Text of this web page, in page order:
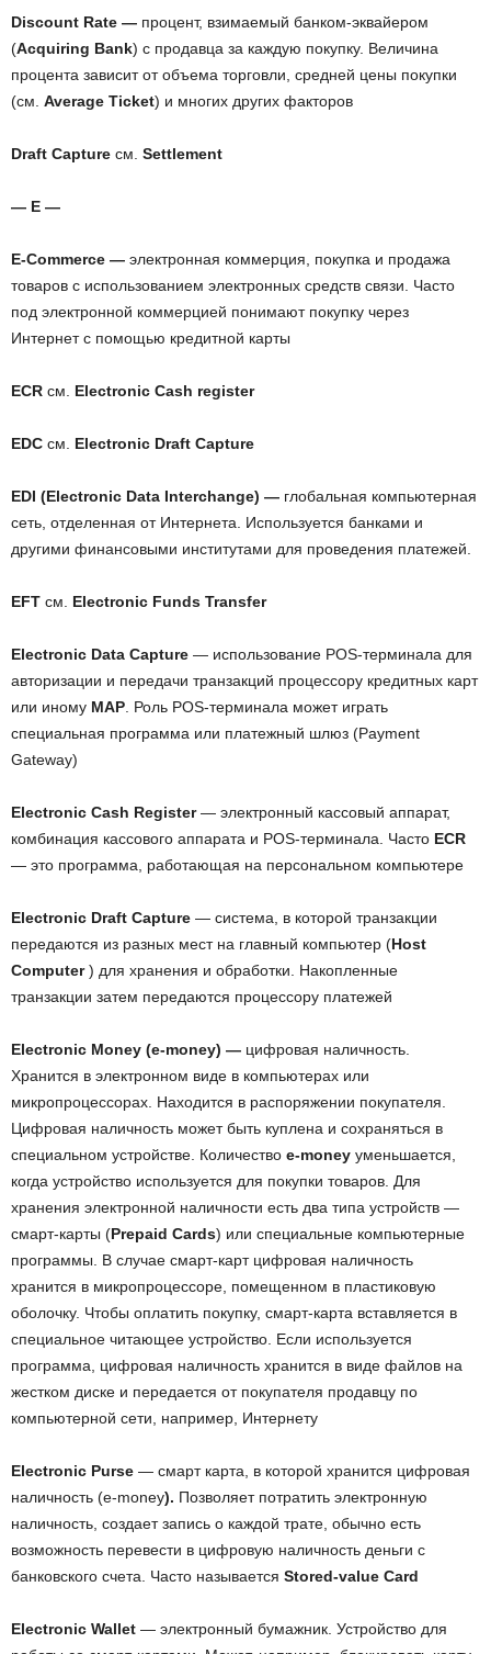
Discount Rate — процент, взимаемый банком-эквайером
(Acquiring Bank) c продавца за каждую покупку. Величина
процента зависит от объема торговли, средней цены покупки
(см. Average Ticket) и многих других факторов
Draft Capture см. Settlement
— E —
E-Commerce — электронная коммерция, покупка и продажа
товаров с использованием электронных средств связи. Часто
под электронной коммерцией понимают покупку через
Интернет с помощью кредитной карты
ECR см. Electronic Cash register
EDC см. Electronic Draft Capture
EDI (Electronic Data Interchange) — глобальная компьютерная
сеть, отделенная от Интернета. Используется банками и
другими финансовыми институтами для проведения платежей.
EFT см. Electronic Funds Transfer
Electronic Data Capture — использование POS-терминала для
авторизации и передачи транзакций процессору кредитных карт
или иному MAP . Роль POS-терминала может играть
специальная программа или платежный шлюз (Payment
Gateway)
Electronic Cash Register— электронный кассовый аппарат,
комбинация кассового аппарата и POS-терминала. Часто ECR
— это программа, работающая на персональном компьютере
Electronic Draft Capture — система, в которой транзакции
передаются из разных мест на главный компьютер (Host
Computer) для хранения и обработки. Накопленные
транзакции затем передаются процессору платежей
Electronic Money (e-money) — цифровая наличность.
Хранится в электронном виде в компьютерах или
микропроцессорах. Находится в распоряжении покупателя.
Цифровая наличность может быть куплена и сохраняться в
специальном устройстве. Количество e-money уменьшается,
когда устройство используется для покупки товаров. Для
хранения электронной наличности есть два типа устройств —
смарт-карты (Prepaid Cards) или специальные компьютерные
программы. В случае смарт-карт цифровая наличность
хранится в микропроцессоре, помещенном в пластиковую
оболочку. Чтобы оплатить покупку, смарт-карта вставляется в
специальное читающее устройство. Если используется
программа, цифровая наличность хранится в виде файлов на
жестком диске и передается от покупателя продавцу по
компьютерной сети, например, Интернету
Electronic Purse — смарт карта, в которой хранится цифровая
наличность (e-money). Позволяет потратить электронную
наличность, создает запись о каждой трате, обычно есть
возможность перевести в цифровую наличность деньги с
банковского счета. Часто называется Stored-value Card
Electronic Wallet — электронный бумажник. Устройство для